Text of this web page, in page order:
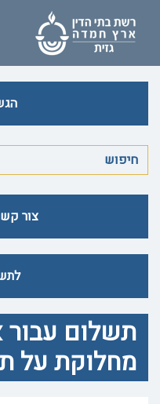
צור
תשלום
מחלוקת על